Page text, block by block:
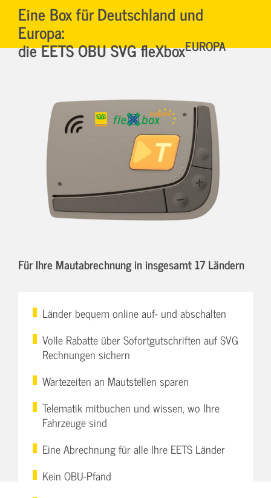
Eine Box für Deutschland und
Europa:
die EETS OBU SVG fleXboxEUROPA
Für Ihre Mautabrechnung in insgesamt 17 Ländern
Länder bequem online auf- und abschalten
Volle Rabatte über Sofortgutschriften auf SVG
Rechnungen sichern
Wartezeiten an Mautstellen sparen
Telematik mitbuchen und wissen, wo Ihre
Fahrzeuge sind
Eine Abrechnung für alle Ihre EETS Länder
Kein OBU-Pfand